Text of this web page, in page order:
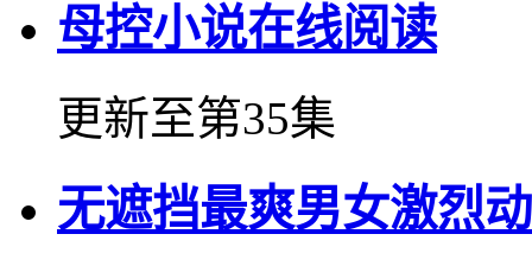
母控小说在线阅读
更新至第35集
无遮挡最爽男女激烈